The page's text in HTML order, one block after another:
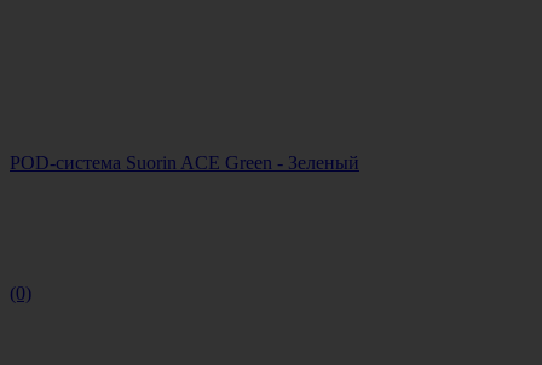
POD-система Suorin ACE Green - Зеленый
(0)